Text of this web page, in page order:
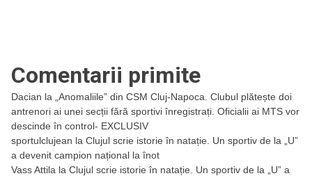
Comentarii primite
Dacian la
„Anomaliile” din CSM Cluj-Napoca. Clubul plătește doi
antrenori ai unei secții fără sportivi înregistrați. Oficialii ai MTS vor
descinde în control- EXCLUSIV
sportulclujean la Clujul scrie istorie în natație. Un sportiv de la „U”
a devenit campion național la înot
Vass Attila la Clujul scrie istorie în natație. Un sportiv de la „U” a